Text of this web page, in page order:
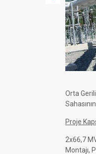
Orta
Proje
2x66,7
Montajı,